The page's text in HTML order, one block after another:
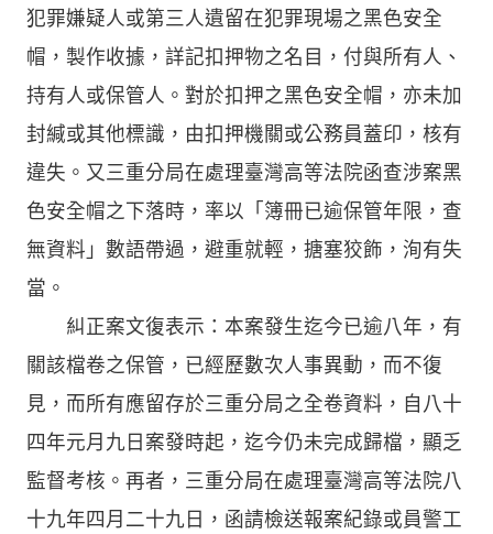
犯罪嫌疑人或第三人遺留在犯罪現場之黑色安全
帽，製作收據，詳記扣押物之名目，付與所有人、
持有人或保管人。對於扣押之黑色安全帽，亦未加
封緘或其他標識，由扣押機關或公務員蓋印，核有
違失。又三重分局在處理臺灣高等法院函查涉案黑
色安全帽之下落時，率以「簿冊已逾保管年限，查
無資料」數語帶過，避重就輕，搪塞狡飾，洵有失
當。
糾正案文復表示：本案發生迄今已逾八年，有
關該檔卷之保管，已經歷數次人事異動，而不復
見，而所有應留存於三重分局之全卷資料，自八十
四年元月九日案發時起，迄今仍未完成歸檔，顯乏
監督考核。再者，三重分局在處理臺灣高等法院八
十九年四月二十九日，函請檢送報案紀錄或員警工